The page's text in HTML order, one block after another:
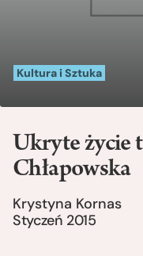
Kultura i Sztuka
Ukryte życie
Chłapowska
Krystyna Kornas
Styczeń 2015